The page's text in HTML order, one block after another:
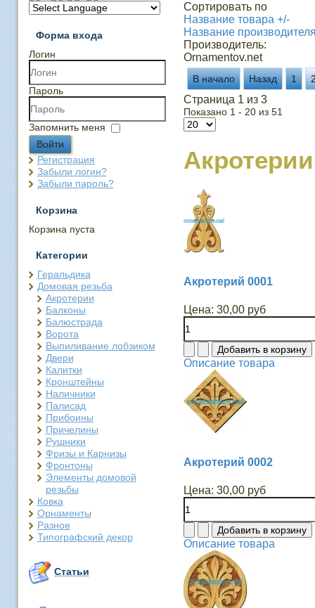
Форма входа
Логин
Пароль
Запомнить меня
Войти
Регистрация
Забыли логин?
Забыли пароль?
Корзина
Корзина пуста
Категории
Геральдика
Домовая резьба
Акротерии
Балконы
Балюстрада
Ворота
Выпиливание лобзиком
Двери
Калитки
Кронштейны
Наличники
Палисад
Прибоины
Причелины
Рушники
Фризы и Карнизы
Фронтоны
Элементы домовой
резьбы
Ковка
Орнаменты
Разное
Типографский декор
Статьи
Сортировать по
Название товара +/-
Название
Производитель:
Ornamentov.net
В начало Назад 1
Страница 1 из 3
Показано 1 - 20 из 51
Акротерии
Акротерий 0001
Цена: 30,00 руб
Описание товара
Акротерий 0002
Цена: 30,00 руб
Описание товара